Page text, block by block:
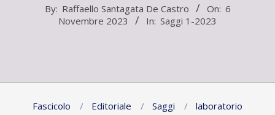
2023-
By: Raffaello Santagata De Castro On: 6
Novembre 2023
In: Saggi 1-2023
Fascicolo Editoriale Saggi
laboratorio